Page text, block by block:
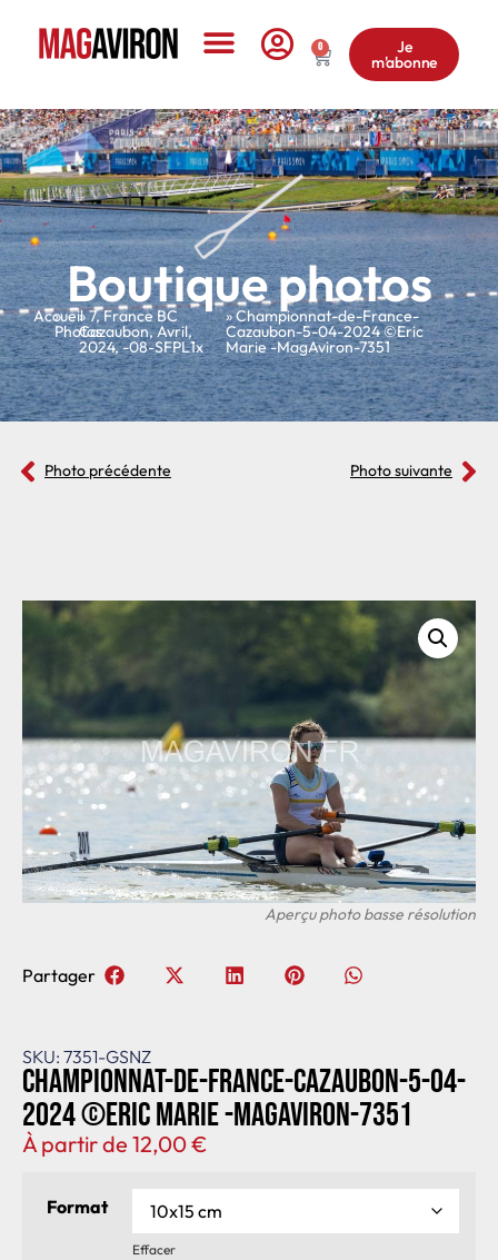
0 Je
m'abonne
Boutique photos
Accueil
»
Photos
»7,France BC
Cazaubon,Avril,
2024,-08-SFPL1x
» Championnat-de-France-
Cazaubon-5-04-2024 ©Eric
Marie -MagAviron-7351
Photo précédente Photo suivante
SKU: 7351-GSNZ
Championnat-de-France-Cazaubon-5-04-
2024 ©Eric Marie -MagAviron-7351
À partir de 12,00€
Format
Effacer
Partager